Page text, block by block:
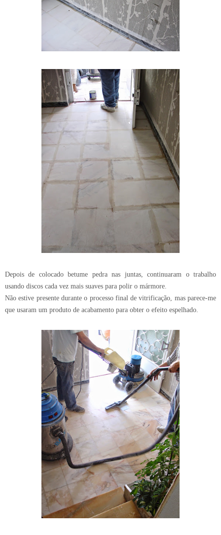
Depois de colocado betume pedra nas juntas, continuaram o trabalho
usando discos cada vez mais suaves para polir o mármore.
Não estive presente durante o processo final de vitrificação, mas parece-me
que usaram um produto de acabamento para obter o efeito espelhado.